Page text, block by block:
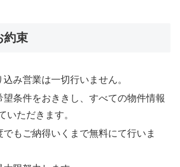
約束
込み営業は一切行いません。
望条件をおききし、すべての物件情報
いただきます。
でもご納得いくまで無料にて行いま